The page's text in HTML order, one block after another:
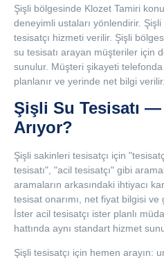
Şişli bölgesinde Klozet Tamiri
deneyimli ustaları yönlendirir.
tesisatçı hizmeti verilir. Şişli
su tesisatı arayan müşteriler için
sunulur. Müşteri şikayeti
planlanır ve yerinde net bilgi verilir.
Şişli Su Tesisatı
Arıyor?
Şişli sakinleri tesisatçı için
tesisatı", "acil tesisatçı" gibi
aramaların arkasındaki ihtiyacı
tesisat onarımı, net fiyat bilgisi
İster acil tesisatçı ister planlı
hattında aynı standart hizmet
Şişli tesisatçı için hemen arayın: